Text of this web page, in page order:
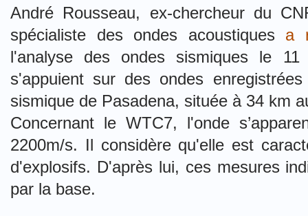
André Rousseau, ex-chercheur du
spécialiste des ondes acoustiques a
l'analyse des ondes sismiques le
s'appuient sur des ondes
sismique de Pasadena, située à 34 km
Concernant le WTC7, l'onde
2200m/s. Il considère qu'elle est
d'explosifs. D'après lui, ces mesures
par la base.